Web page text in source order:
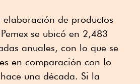
de productos
se ubicó en 2,483
anuales, con lo que se
en comparación con lo
una década. Si la